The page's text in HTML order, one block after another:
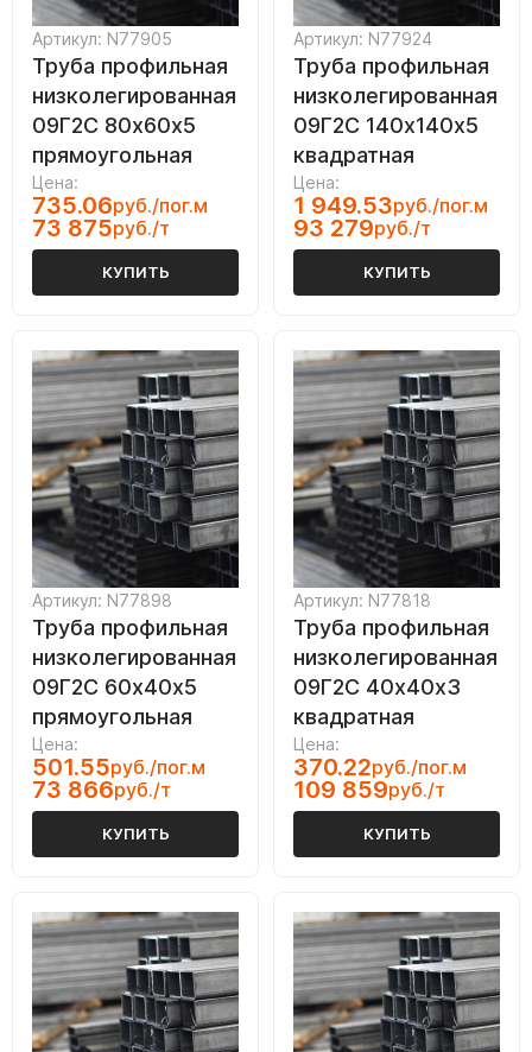
Артикул: N77905
Труба профильная
низколегированная
09Г2С 80х60х5
прямоугольная
Цена:
735.06руб./пог.м
73 875руб./т
КУПИТЬ
Артикул: N77924
Труба профильная
низколегированная
09Г2С 140х140х5
квадратная
Цена:
1 949.53руб./пог.м
93 279руб./т
КУПИТЬ
Артикул: N77898
Труба профильная
низколегированная
09Г2С 60х40х5
прямоугольная
Цена:
501.55руб./пог.м
73 866руб./т
КУПИТЬ
Артикул: N77818
Труба профильная
низколегированная
09Г2С 40х40х3
квадратная
Цена:
370.22руб./пог.м
109 859руб./т
КУПИТЬ